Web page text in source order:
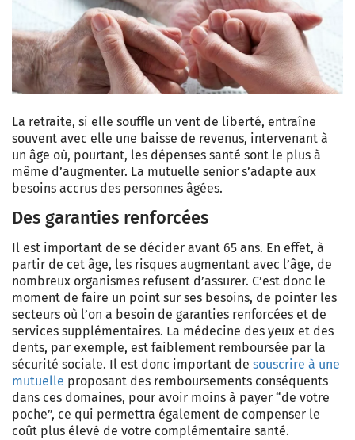
La retraite, si elle souffle un vent de liberté, entraîne
souvent avec elle une baisse de revenus, intervenant à
un âge où, pourtant, les dépenses santé sont le plus à
même d’augmenter. La mutuelle senior s’adapte aux
besoins accrus des personnes âgées.
Des garanties renforcées
Il est important de se décider avant 65 ans. En effet, à
partir de cet âge, les risques augmentant avec l’âge, de
nombreux organismes refusent d’assurer. C’est donc le
moment de faire un point sur ses besoins, de pointer les
secteurs où l’on a besoin de garanties renforcées et de
services supplémentaires. La médecine des yeux et des
dents, par exemple, est faiblement remboursée par la
sécurité sociale. Il est donc important de souscrire à une
mutuelle proposant des remboursements conséquents
dans ces domaines, pour avoir moins à payer “de votre
poche”, ce qui permettra également de compenser le
coût plus élevé de votre complémentaire santé.